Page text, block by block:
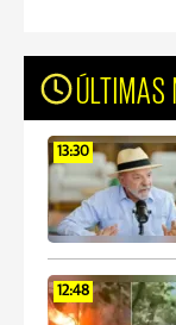
ÚLTIMAS
13:30
12:48